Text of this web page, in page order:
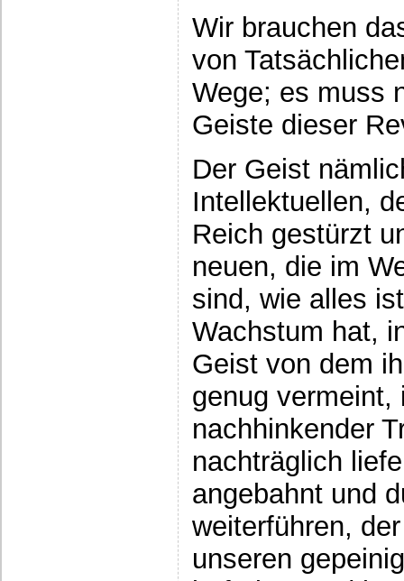
Wir brauchen
von
Wege; es muss
Geiste dieser
Der Geist
Intellektuellen,
Reich gestürzt
neuen, die im
sind, wie alles
Wachstum hat,
Geist von dem
genug
nachhinkender
nachträglich
angebahnt und
weiterführen,
unseren